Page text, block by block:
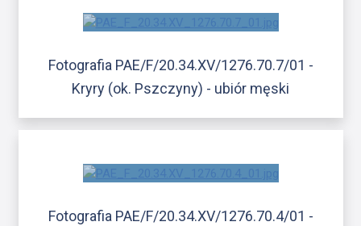
Fotografia PAE/F/20.34.XV/1276.70.7/01 -
Kryry (ok. Pszczyny) - ubiór męski
Fotografia PAE/F/20.34.XV/1276.70.4/01 -